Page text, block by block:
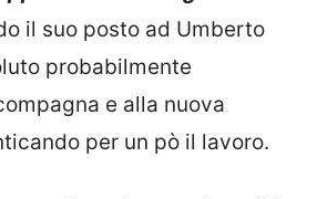
il suo posto ad Umberto
probabilmente
e alla nuova
per un pò il lavoro.